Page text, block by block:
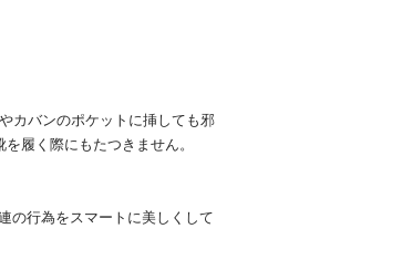
カバンのポケットに挿しても邪
履く際にもたつきません。
の行為をスマートに美しくして